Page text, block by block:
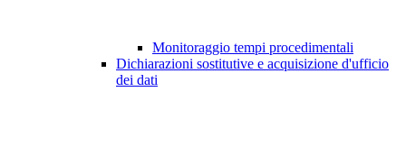
Monitoraggio tempi procedimentali
Dichiarazioni sostitutive e acquisizione d'ufficio
dei dati